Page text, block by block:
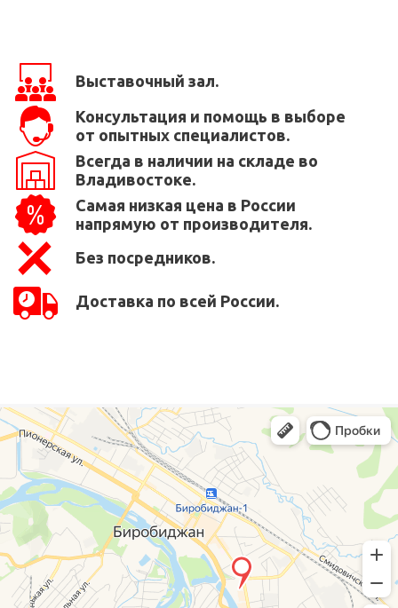
Выставочный зал.
Консультация и помощь в выборе
от опытных специалистов.
Всегда в наличии на складе во
Владивостоке.
Самая низкая цена в России
напрямую от производителя.
Без посредников.
Доставка по всей России.